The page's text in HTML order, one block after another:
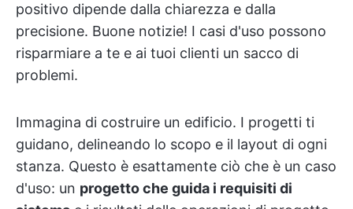
positivo dipende dalla chiarezza e dalla
precisione. Buone notizie! I casi d'uso possono
risparmiare a te e ai tuoi clienti un sacco di
problemi.
Immagina di costruire un edificio. I progetti ti
guidano, delineando lo scopo e il layout di ogni
stanza. Questo è esattamente ciò che è un caso
d'uso: un progetto che guida i requisiti di